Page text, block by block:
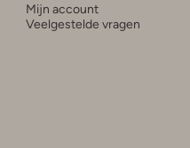
Mijn account
Veelgestelde vragen